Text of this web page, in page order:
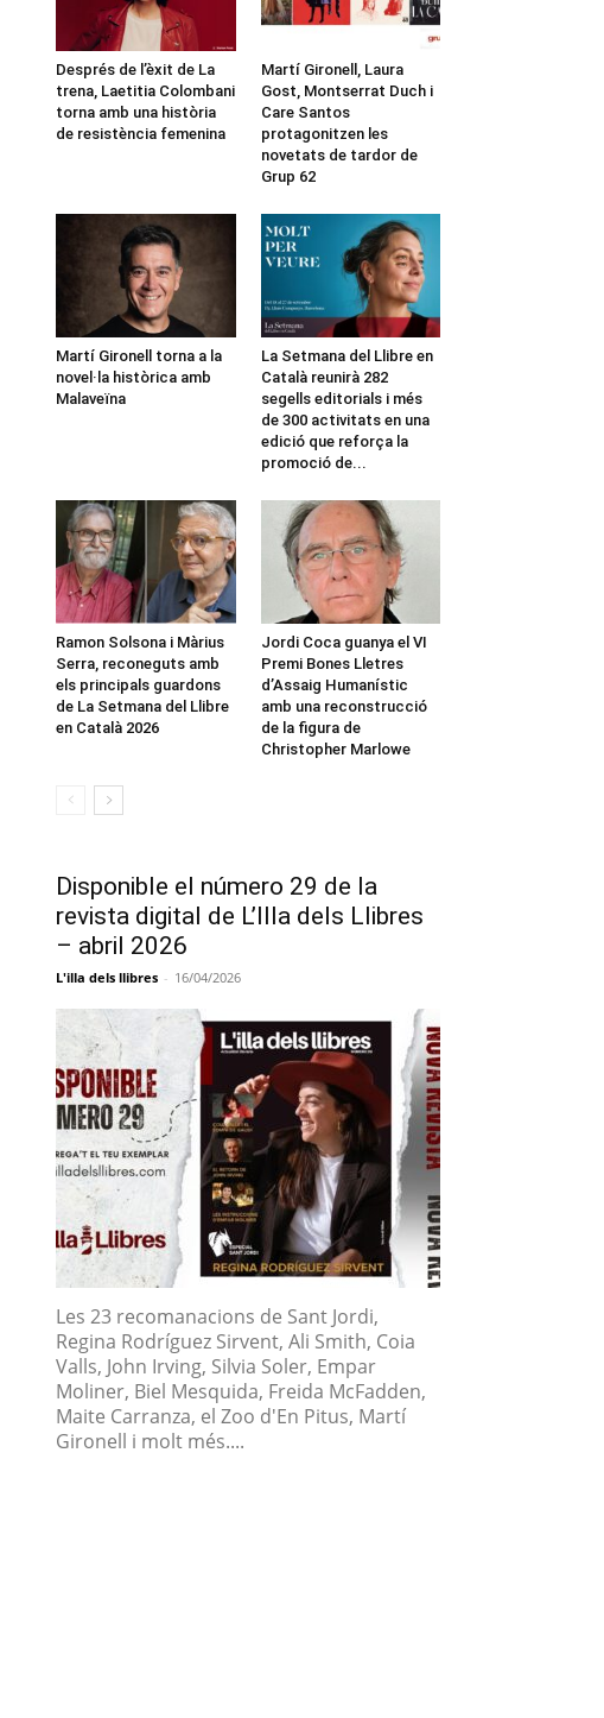
Després de l’èxit de La
trena, Laetitia Colombani
torna amb una història
de resistència femenina
Martí Gironell, Laura
Gost, Montserrat Duch i
Care Santos
protagonitzen les
novetats de tardor de
Grup 62
Martí Gironell torna a la
novel·la històrica amb
Malaveïna
La Setmana del Llibre en
Català reunirà 282
segells editorials i més
de 300 activitats en una
edició que reforça la
promoció de...
Ramon Solsona i Màrius
Serra, reconeguts amb
els principals guardons
de La Setmana del Llibre
en Català 2026
Jordi Coca guanya el VI
Premi Bones Lletres
d’Assaig Humanístic
amb una reconstrucció
de la figura de
Christopher Marlowe
Disponible el número 29 de la
revista digital de L’Illa dels Llibres
– abril 2026
L'illa dels llibres - 16/04/2026
Les 23 recomanacions de Sant Jordi,
Regina Rodríguez Sirvent, Ali Smith, Coia
Valls, John Irving, Silvia Soler, Empar
Moliner, Biel Mesquida, Freida McFadden,
Maite Carranza, el Zoo d'En Pitus, Martí
Gironell i molt més....